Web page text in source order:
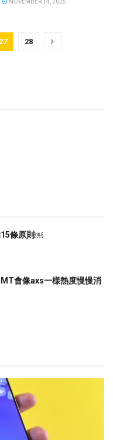
NOVEMBER 14, 2025
27 28
15條原則￼
會像axs一樣熱度慢慢消